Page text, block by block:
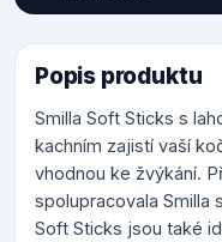
Popis produktu
Smilla Soft Sticks s
kachním zajistí vaší
vhodnou ke žvýkání.
spolupracovala Smilla
Soft Sticks jsou také